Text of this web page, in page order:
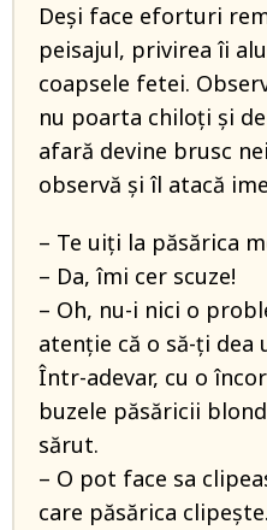
Deși face eforturi
peisajul, privirea îi
coapsele fetei.
nu poarta chiloți și
afară devine brusc
observă și îl atacă
– Te uiți la păsărica
– Da, îmi cer scuze!
– Oh, nu-i nici o
atenție că o să-ți dea
Într-adevar, cu o
buzele păsăricii
sărut.
– O pot face sa
care păsărica clipește.